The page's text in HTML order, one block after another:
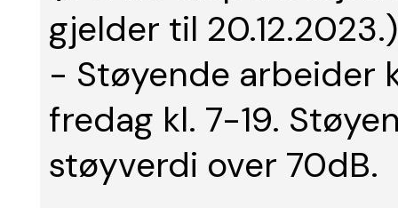
gjelder til 20.12.2023.)
- Støyende arbeider
fredag kl. 7-19.
støyverdi over 70dB.